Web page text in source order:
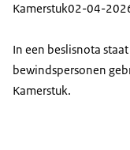
Kamerstuk02-04-
In een beslisnota
bewindspersonen
Kamerstuk.